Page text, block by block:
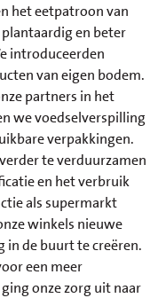
het eetpatroon van
en beter
introduceerden
van eigen bodem.
partners in het
we voedselverspilling
verpakkingen.
te verduurzamen
en het verbruik
als supermarkt
winkels nieuwe
de buurt te creëren.
een meer
onze zorg uit naar